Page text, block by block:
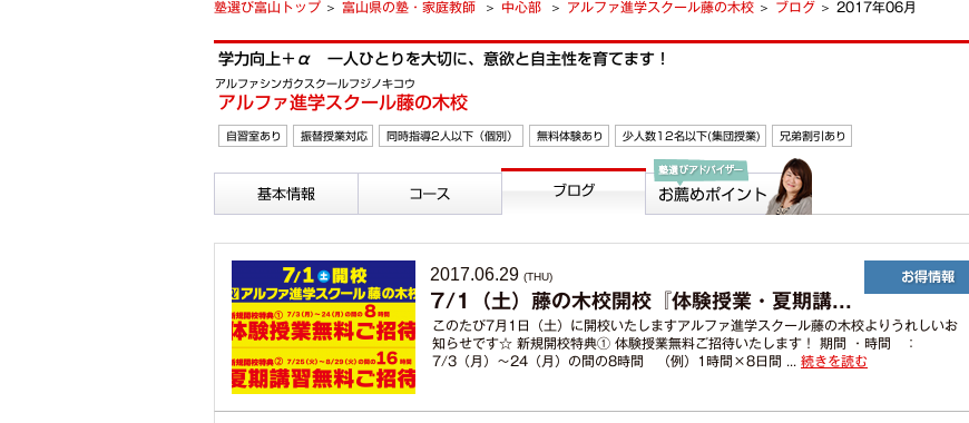
塾選び富山トップ 富山県の塾・家庭教師 中心部 アルファ進学スクール藤の木校 ブログ 2017年06月
学力向上＋α 一人ひとりを大切に、意欲と自主性を育てます！
アルファシンガクスクールフジノキコウ
アルファ進学スクール藤の木校
自習室あり 振替授業対応 同時指導2人以下（個別） 無料体験あり 少人数12名以下(集団授業) 兄弟割引あり
からのお薦めポイン
2017.06.29 (THU)
7/1（土）藤の木校開校『体験授業・夏期講...
このたび7月1日（土）に開校いたしますアルファ進学スクール藤の木校よりうれしいお
知らせです☆ 新規開校特典① 体験授業無料ご招待いたします！ 期間 ・時間 ：
7/3（月）～24（月）の間の8時間 （例）1時間×8日間 ... 続きを読む